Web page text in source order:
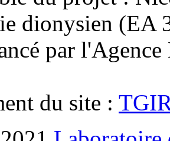
dionysien
par l'Agence
du site :